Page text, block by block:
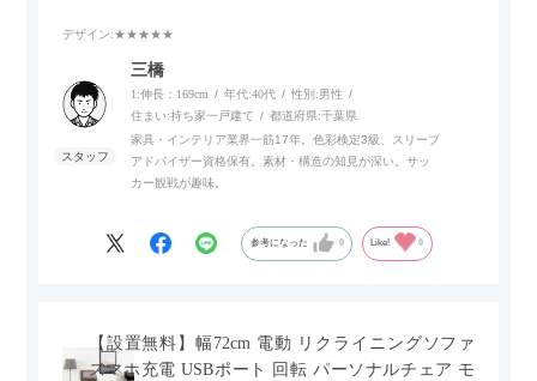
また、補助テーブルとして使用可能なスライドテーブルや収納
内部にもプリンターなどが置けるスライド棚板がついているの
でテレビ台以外にもオフィスなどでの収納家具やリビングでの
サイドボードとして多目的な用途に対応しています。
また、扉は横方向へのスライド式となっているので開閉時のス
ペースを最小限に抑えられ、省スペースでご利用いただけるの
デザイン:★★★★★
三橋
1:伸長：169cm 年代:40代 性別:男性
住まい:持ち家一戸建て 都道府県:千葉県
家具・インテリア業界一筋17年。色彩検定3級、スリープ
アドバイザー資格保有。素材・構造の知見が深い。サッ
カー観戦が趣味。
参考になった 0 Like! 0
【設置無料】幅72cm 電動 リクライニングソファ
スマホ充電 USBポート 回転 パーソナルチェア モ